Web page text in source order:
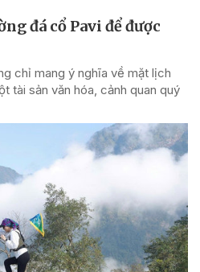
đá cổ Pavi để được
chỉ mang ý nghĩa về mặt lịch
tài sản văn hóa, cảnh quan quý